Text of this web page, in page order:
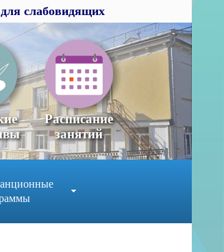
Версия для слабовидящих
слабовидящих
×
Расписание
занятий
x